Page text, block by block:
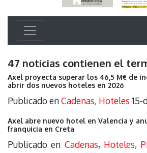
47 noticias contienen el
Axel proyecta superar los 46,5 M€ de
abrir dos nuevos hoteles en 2026
Publicado enCadenas, Hoteles 15-
Axel abre nuevo hotel en Valencia y
franquicia en Creta
Publicado en Cadenas, Hoteles,